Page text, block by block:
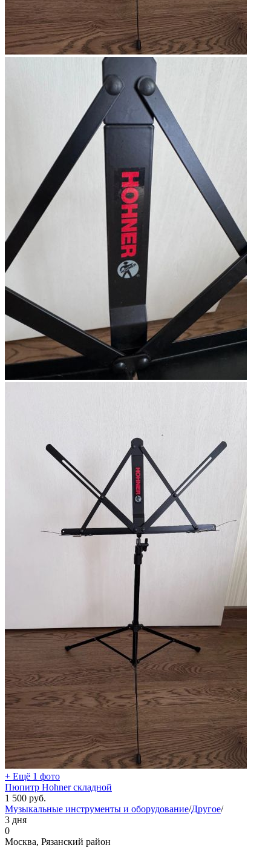
+ Ещё 1 фото
Пюпитр Hohner складной
1 500 руб.
Музыкальные инструменты и оборудование/Другое/
3 дня
0
Москва, Рязанский район